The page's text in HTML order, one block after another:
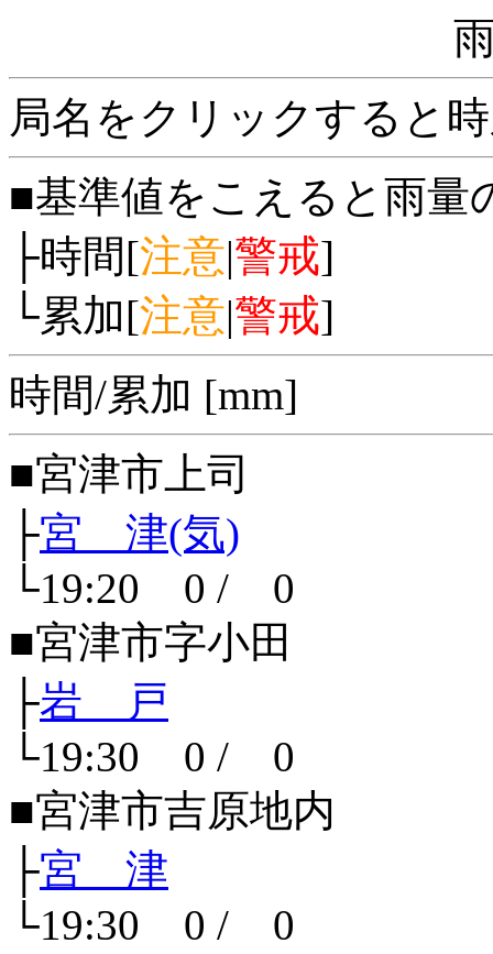
局名をクリックすると
■基準値をこえると雨量
├時間[注意|警戒]
└累加[注意|警戒]
時間/累加 [mm]
■宮津市上司
├宮 津(気)
└19:20 0 / 0
■宮津市字小田
├岩 戸
└19:30 0 / 0
■宮津市吉原地内
├宮 津
└19:30 0 / 0